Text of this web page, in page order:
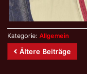
Kategorie: Allgemein
Beitrags-
Navigation
Ältere Beiträge